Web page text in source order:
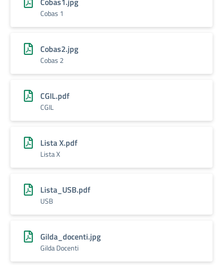
Cobas 1
Cobas2.jpg
Cobas 2
CGIL.pdf
CGIL
Lista X.pdf
Lista X
Lista_USB.pdf
USB
Gilda_docenti.jpg
Gilda Docenti